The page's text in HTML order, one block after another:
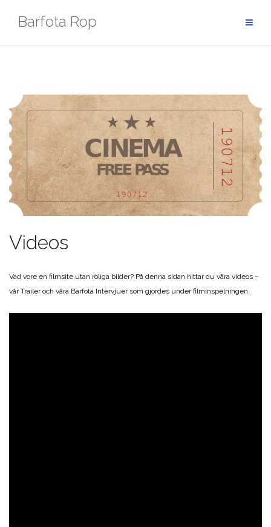
Barfota Rop
Videos
Vad vore en filmsite utan röliga bilder? På denna sidan hittar du våra videos –
vår Trailer och våra Barfota Intervjuer som gjordes under filminspelningen.